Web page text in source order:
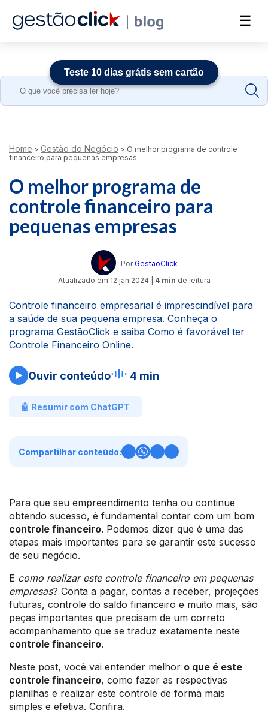
☰
Search
Home > Gestão do Negócio > O melhor programa de controle
financeiro para pequenas empresas
O melhor programa de
controle financeiro para
pequenas empresas
Por GestãoClick
Atualizado em 12 jan 2024 4 min de leitura
Controle financeiro empresarial é imprescindível para
a saúde de sua pequena empresa. Conheça o
programa GestãoClick e saiba Como é favorável ter
Controle Financeiro Online.
Ouvir conteúdo 4 min
🤖 Resumir com ChatGPT
Compartilhar conteúdo:
Para que seu empreendimento tenha ou continue
obtendo sucesso, é fundamental contar com um bom
controle financeiro. Podemos dizer que é uma das
etapas mais importantes para se garantir este sucesso
de seu negócio.
E como realizar este controle financeiro em pequenas
empresas? Conta a pagar, contas a receber, projeções
futuras, controle do saldo financeiro e muito mais, são
peças importantes que precisam de um correto
acompanhamento que se traduz exatamente neste
controle financeiro.
Neste post, você vai entender melhor o que é este
controle financeiro, como fazer as respectivas
planilhas e realizar este controle de forma mais
simples e efetiva. Confira.
Teste 10 dias grátis sem cartão